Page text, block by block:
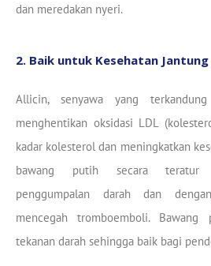
dan meredakan nyeri.
2. Baik untuk Kesehatan Jantung
Allicin, senyawa yang
menghentikan oksidasi LDL
kadar kolesterol dan meningkatkan
bawang putih secara teratur
penggumpalan darah dan
mencegah tromboemboli.
tekanan darah sehingga baik bagi